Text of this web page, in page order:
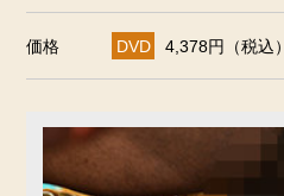
価格 DVD 4,378円（税込）